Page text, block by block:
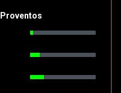
Proventos